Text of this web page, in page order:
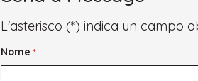
and
L'asterisco (*) indica un campo
Nome *